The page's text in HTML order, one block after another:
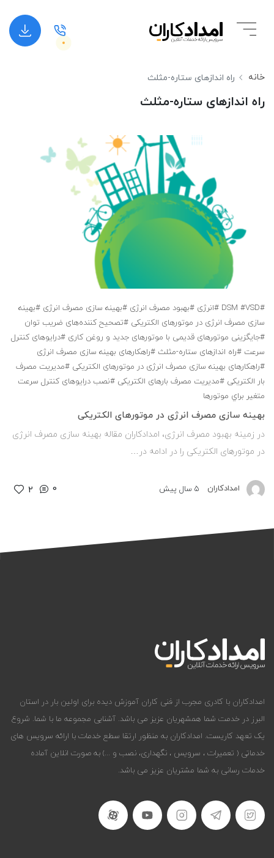
خانه راه اﻧﺪازﻫﺎی ﺳﺘﺎره-ﻣﺜﻠﺚ
راه اﻧﺪازﻫﺎی ﺳﺘﺎره-ﻣﺜﻠﺚ
#DSM
#VSD #اﻧﺮژی #بهبود مصرف انرژی #ﺑﻬﻴﻨﻪ ﺳﺎزی ﻣﺼﺮف اﻧﺮژی #ﺑﻬﻴﻨﻪ
ﺳﺎزی ﻣﺼﺮف اﻧﺮژی در ﻣﻮﺗﻮرﻫﺎی اﻟﻜﺘﺮیکی #ﺗﺼﺤﻴﺢ ﻛﻨﻨﺪهﻫﺎی ﺿﺮﻳﺐ ﺗﻮان
#ﺟﺎﻳﮕﺰینی ﻣﻮﺗوﺮﻫﺎی ﻗﺪیمی ﺑﺎ ﻣﻮﺗﻮرﻫﺎی ﺟﺪﻳﺪ و روﻏﻦ ﻛﺎری #دراﻳﻮﻫﺎی ﻛﻨﺘﺮل
ﺳﺮﻋﺖ #راه اﻧﺪازﻫﺎی ﺳﺘﺎره-ﻣﺜﻠﺚ #راﻫﻜﺎرﻫﺎی ﺑﻬﻴﻨﻪ ﺳﺎزی ﻣﺼﺮف اﻧﺮژی
#راﻫﻜﺎرﻫﺎی ﺑﻬﻴﻨﻪ ﺳﺎزی ﻣﺼﺮف اﻧﺮژی در ﻣﻮﺗﻮرﻫﺎی اﻟﻜﺘﺮیکی #ﻣﺪﻳﺮﻳﺖ ﻣﺼﺮف
ﺑﺎر اﻟﻜﺘﺮیکی #ﻣﺪﻳﺮﻳﺖ ﻣﺼﺮف ﺑﺎرﻫﺎی اﻟﻜﺘﺮیکی #نصب دراﻳﻮﻫﺎی ﻛﻨﺘﺮل ﺳﺮﻋﺖ
ﻣﺘﻐﻴﺮ ﺑﺮاي موتورها
ﺑﻬﻴﻨﻪ ﺳﺎزی ﻣﺼﺮف اﻧﺮژی در ﻣﻮﺗﻮرﻫﺎی اﻟﻜﺘﺮیکی
در زمینه بهبود مصرف انرژی، امدادکاران مقاله ﺑﻬﻴﻨﻪ ﺳﺎزی ﻣﺼﺮف اﻧﺮژی
در ﻣﻮﺗﻮرﻫﺎی اﻟﻜﺘﺮیکی را در ادامه در…
امدادکاران 5 سال پیش 2 0
امدادکاران با کادری مجرب از فنی کاران آموزش دیده برای اولین بار در استان
البرز در خدمت شما همشهریان عزیز می باشد. آشنایی مجموعه ما با شما. شروع
یک تعهد کاریست. امدادکاران به منظور ارتقا سطع خدمات با ارائه سرویس های
خدماتی ( تعمیرات ، سرویس ، نگهداری، نصب و ...) به صورت انلاین آماده
خدمات رسانی به شما مشتریان عزیز می باشد.